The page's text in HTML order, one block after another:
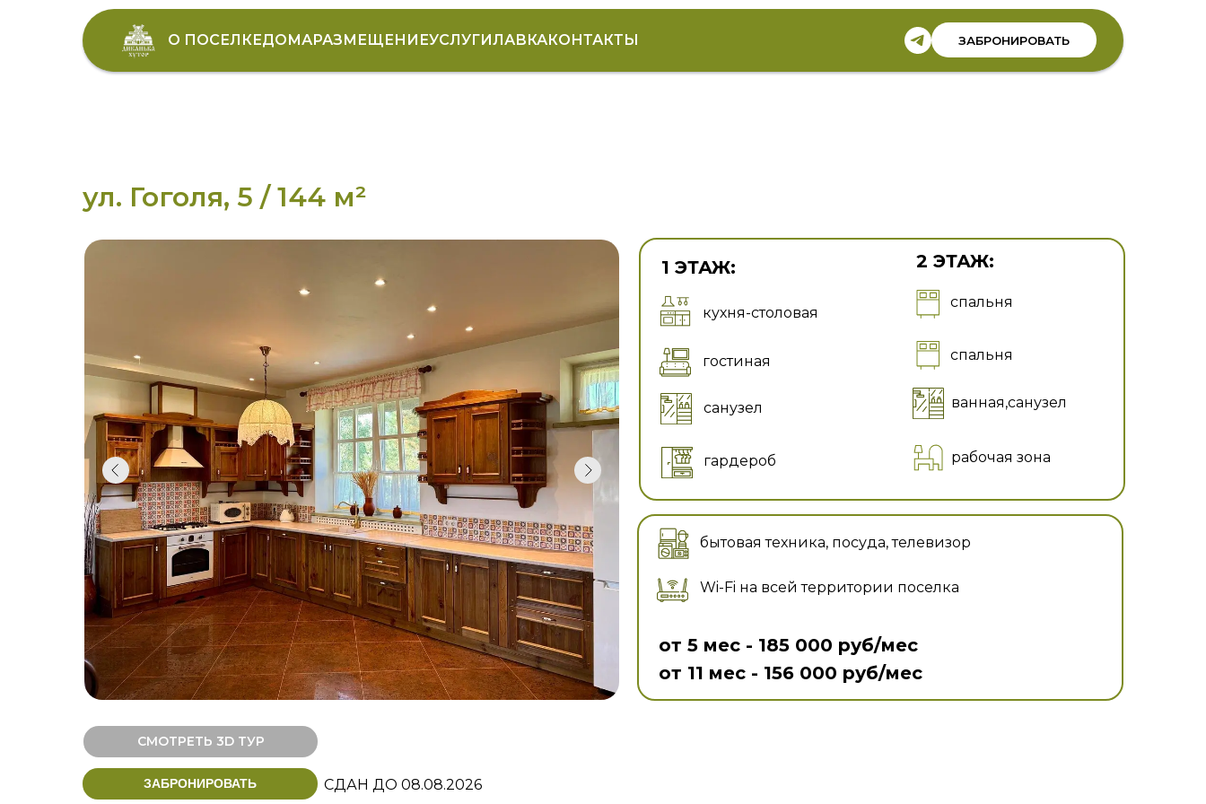
О ПОСЕЛКЕДОМАРАЗМЕЩЕНИЕУСЛУГИЛАВКАКОНТАКТЫ ЗАБРОНИРОВАТЬ
ул. Гоголя, 5 / 144 м²
от 5 мес - 185 000 руб/мес
от 11 мес - 156 000 руб/мес
1 ЭТАЖ:
кухня-столовая
гостиная
спальня
спальня
гардероб рабочая зона
санузел ванная,санузел
2 ЭТАЖ:
Wi-Fi на всей территории поселка
бытовая техника, посуда, телевизор
ЗАБРОНИРОВАТЬ СДАН ДО 08.08.2026
СМОТРЕТЬ 3D ТУР